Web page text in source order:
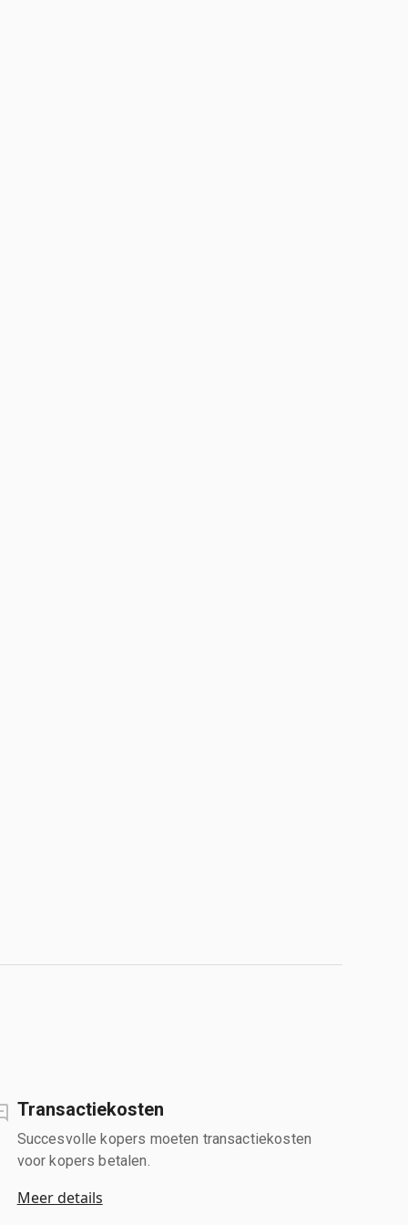
Transactiekosten
Succesvolle kopers moeten transactiekosten
voor kopers betalen.
Meer details